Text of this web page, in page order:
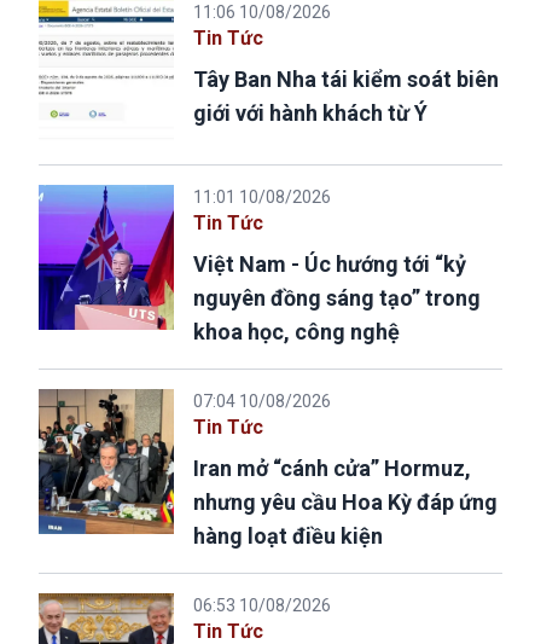
11:06 10/08/2026
Tin Tức
Tây Ban Nha tái kiểm soát biên
giới với hành khách từ Ý
11:01 10/08/2026
Tin Tức
Việt Nam - Úc hướng tới “kỷ
nguyên đồng sáng tạo” trong
khoa học, công nghệ
07:04 10/08/2026
Tin Tức
Iran mở “cánh cửa” Hormuz,
nhưng yêu cầu Hoa Kỳ đáp ứng
hàng loạt điều kiện
06:53 10/08/2026
Tin Tức